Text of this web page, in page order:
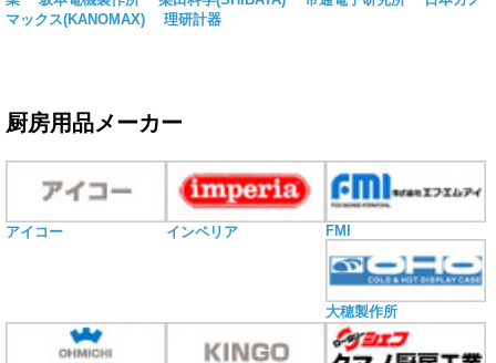
マックス(KANOMAX)
理研計器
厨房用品メーカー
アイコー インペリア FMI
大穂製作所